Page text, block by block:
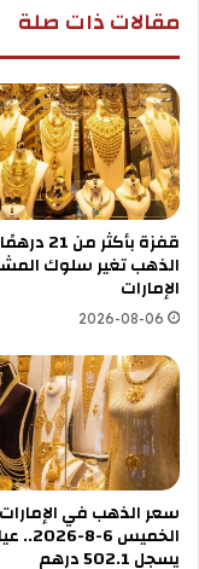
مقالات ذات صلة
قفزة بأكثر
الذهب تغير سلوك
الإمارات
2026-08-06
سعر الذهب في
يسجل 502.1 درهم